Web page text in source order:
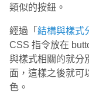
類似的按鈕。
經過「 結構與樣式
CSS 指令放在
與樣式相關的就分
面，這樣之後就可
色。